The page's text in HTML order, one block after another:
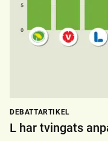
DEBATTARTIKEL
L har tvingats